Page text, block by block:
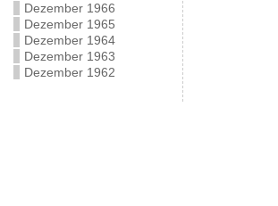
Dezember 1966
Dezember 1965
Dezember 1964
Dezember 1963
Dezember 1962